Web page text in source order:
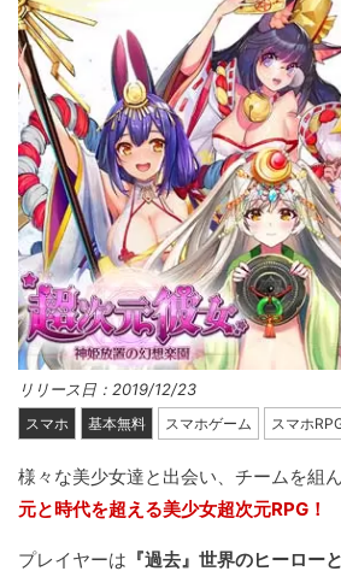
リリース日：2019/12/23
スマホ 基本無料 スマホゲーム スマホ
様々な美少女達と出会い、チームを組
元と時代を超える美少女超次元RPG！
プレイヤーは 『過去』世界のヒーロー